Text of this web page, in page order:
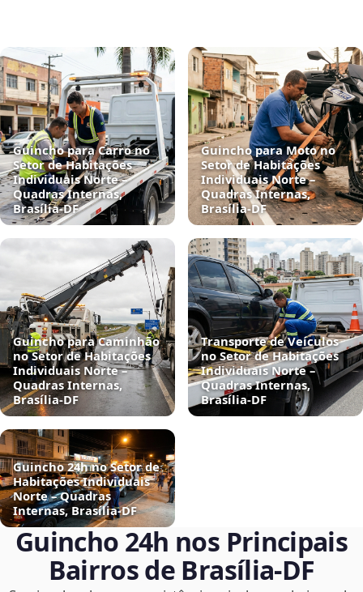
Guincho para Carro no
Setor de Habitações
Individuais Norte –
Quadras Internas,
Brasília‑DF
Guincho para Moto no
Setor de Habitações
Individuais Norte –
Quadras Internas,
Brasília‑DF
Guincho para Caminhão
no Setor de Habitações
Individuais Norte –
Quadras Internas,
Brasília‑DF
Transporte de Veículos
no Setor de Habitações
Individuais Norte –
Quadras Internas,
Brasília‑DF
Guincho 24h no Setor de
Habitações Individuais
Norte – Quadras
Internas, Brasília‑DF
Guincho 24h nos Principais
Bairros de Brasília‑DF